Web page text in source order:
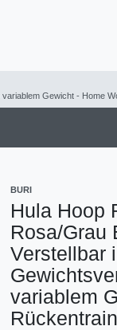
Gewicht - Home
BURI
Hula Hoop
Rosa/Grau
Verstellbar
variablem